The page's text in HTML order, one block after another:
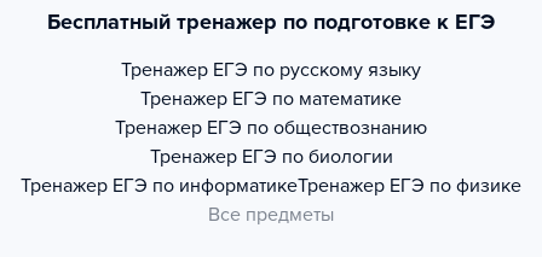
Бесплатный тренажер по подготовке к ЕГЭ
Тренажер ЕГЭ по русскому языку
Тренажер ЕГЭ по математике
Тренажер ЕГЭ по обществознанию
Тренажер ЕГЭ по биологии
Тренажер ЕГЭ по информатикеТренажер ЕГЭ по физике
Все предметы